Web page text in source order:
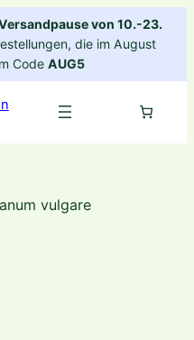
von 10.-23.
die im August
Code AUG5
vulgare